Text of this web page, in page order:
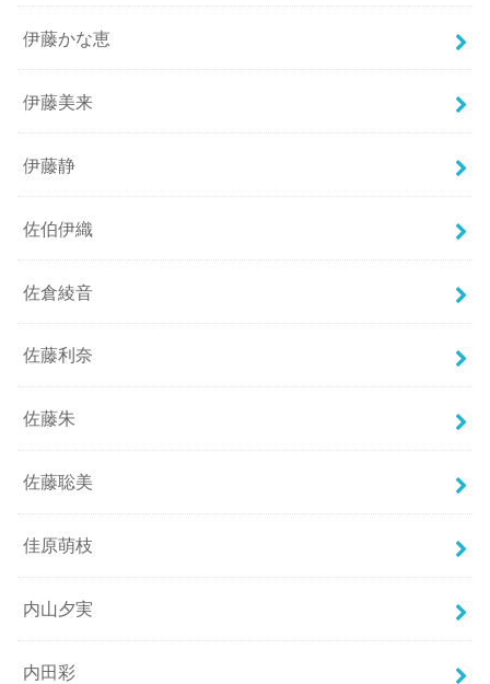
伊藤かな恵
伊藤美来
伊藤静
佐伯伊織
佐倉綾音
佐藤利奈
佐藤朱
佐藤聡美
佳原萌枝
内山夕実
内田彩